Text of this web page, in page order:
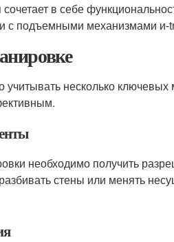
в себе
с подъемными механизмами и-
несколько
необходимо получить
стены или менять